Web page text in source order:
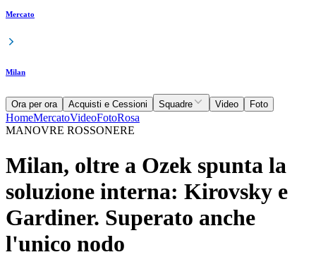
Mercato
Milan
Ora per ora Acquisti e Cessioni Squadre Video Foto
HomeMercatoVideoFotoRosa
MANOVRE ROSSONERE
Milan, oltre a Ozek spunta la
soluzione interna: Kirovsky e
Gardiner. Superato anche
l'unico nodo